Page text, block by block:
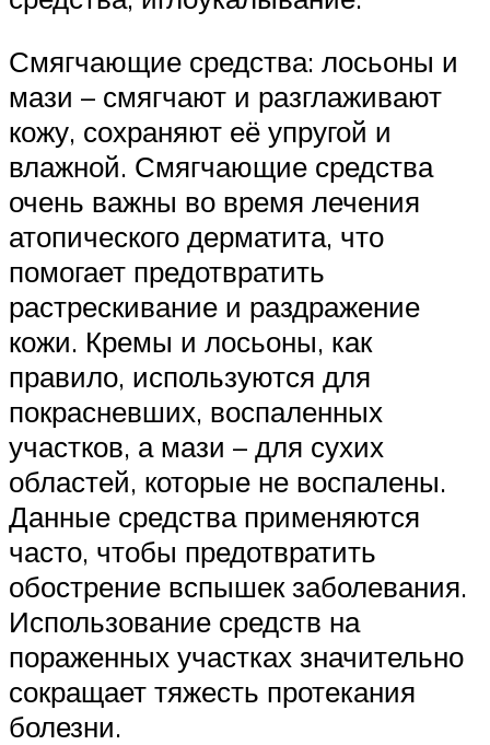
Смягчающие средства: лосьоны и
мази – смягчают и разглаживают
кожу, сохраняют её упругой и
влажной. Смягчающие средства
очень важны во время лечения
атопического дерматита, что
помогает предотвратить
растрескивание и раздражение
кожи. Кремы и лосьоны, как
правило, используются для
покрасневших, воспаленных
участков, а мази – для сухих
областей, которые не воспалены.
Данные средства применяются
часто, чтобы предотвратить
обострение вспышек заболевания.
Использование средств на
пораженных участках значительно
сокращает тяжесть протекания
болезни.